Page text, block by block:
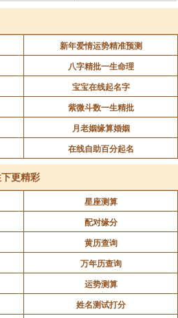
者性格坚韧，2025 年在团
，多倾听他人意见，下半年尤
因固执引发团队矛盾。
上虽有贵人提携，但受五
要做如跳槽、离职等大变动，
盖” 星可能让人显得孤傲，
谅，避免冲突。
长线低风险为主，避免跟
财务纠纷。面对偏财机会要保
新年爱情运势精准预测
八字精批一生命理
宝宝在线起名字
紫微斗数一生精批
月老姻缘算婚姻
在线自助百分起名
更精彩
星座测算
配对缘分
黄历查询
万年历查询
运势测算
姓名测试打分